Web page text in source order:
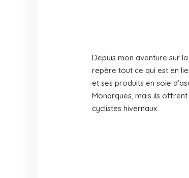
Depuis mon aventure sur
repère tout ce qui est en
et ses produits en soie
Monarques, mais ils
cyclistes hivernaux.